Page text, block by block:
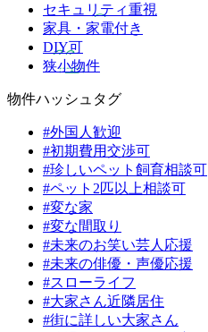
セキュリティ重視
家具・家電付き
DIY可
狭小物件
物件ハッシュタグ
#外国人歓迎
#初期費用交渉可
#珍しいペット飼育相談可
#ペット2匹以上相談可
#変な家
#変な間取り
#未来のお笑い芸人応援
#未来の俳優・声優応援
#スローライフ
#大家さん近隣居住
#街に詳しい大家さん